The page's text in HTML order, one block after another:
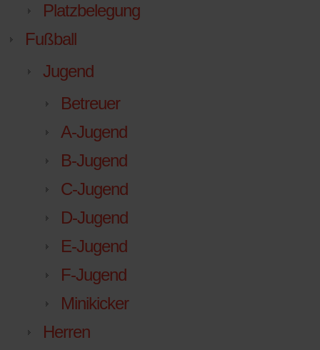
Platzbelegung
Fußball
Jugend
Betreuer
A-Jugend
B-Jugend
C-Jugend
D-Jugend
E-Jugend
F-Jugend
Minikicker
Herren